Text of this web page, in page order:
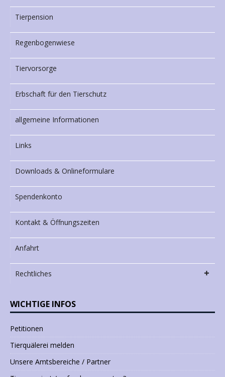
Tierpension
Regenbogenwiese
Tiervorsorge
Erbschaft für den Tierschutz
allgemeine Informationen
Links
Downloads & Onlineformulare
Spendenkonto
Kontakt & Öffnungszeiten
Anfahrt
Rechtliches
WICHTIGE INFOS
Petitionen
Tierquälerei melden
Unsere Amtsbereiche / Partner